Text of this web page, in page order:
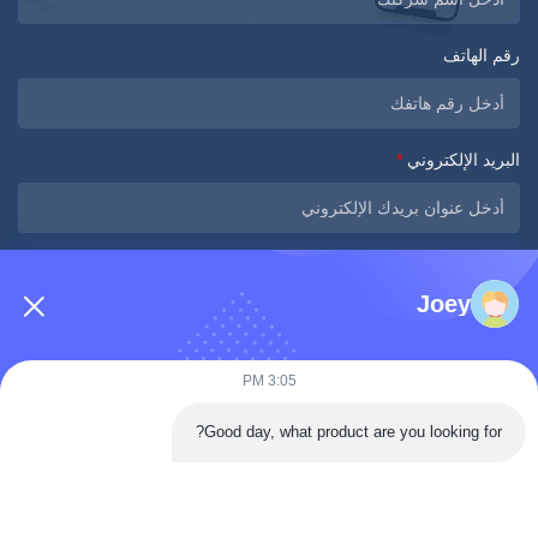
رقم الهاتف
البريد الإلكتروني *
Joey
3:05 PM
Good day, what product are you looking for?